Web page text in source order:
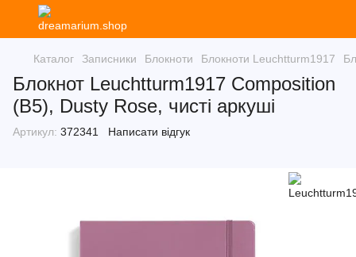
Каталог Записники Блокноти Блокноти Leuchtturm1917
Блокнот Leuchtturm1917 Composition
(B5), Dusty Rose, чисті аркуші
Артикул: 372341 Написати відгук